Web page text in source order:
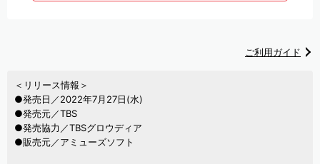
ご利用ガイド
＜リリース情報＞
●発売日／2022年7月27日(水)
●発売元／TBS
●発売協力／TBSグロウディア
●販売元／アミューズソフト